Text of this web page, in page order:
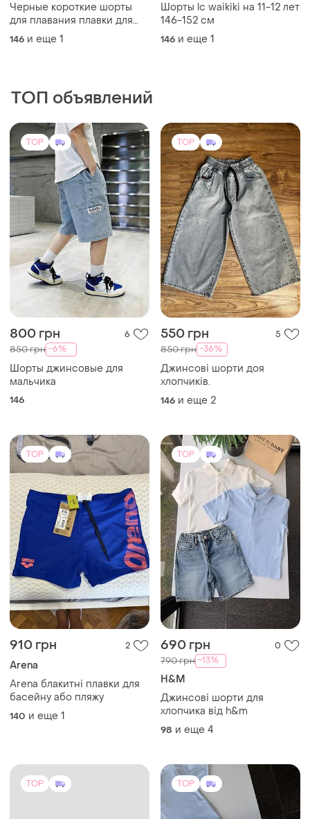
Черные короткие шорты
для плавания плавки для
мальчика hot tuna
146 и еще 1
Шорты lc waikiki на 11-12 лет
146-152 см
146 и еще 1
ТОП объявлений
TOP
800 грн 6
850 грн -6%
Шорты джинсовые для
мальчика
146
TOP
550 грн 5
850 грн -36%
Джинсові шорти доя
хлопчиків.
146 и еще 2
TOP
910 грн 2
Arena
Arena блакитні плавки для
басейну або пляжу
140 и еще 1
TOP
690 грн 0
790 грн -13%
H&M
Джинсові шорти для
хлопчика від h&m
98 и еще 4
TOP TOP